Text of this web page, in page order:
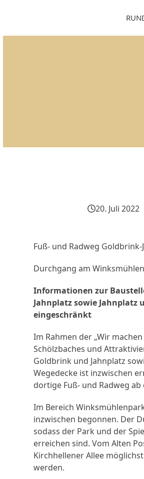
20. Juli 2022
Fuß- und Radweg
Durchgang am
Informationen zur
Jahnplatz sowie
eingeschränkt
Im Rahmen der „Wir
Schölzbaches und
Goldbrink und Jahnplatz
Wegedecke ist inzwischen
dortige Fuß- und Radweg
Im Bereich
inzwischen begonnen. Der
sodass der Park und der
erreichen sind. Vom Alten
Kirchhellener Allee
werden.